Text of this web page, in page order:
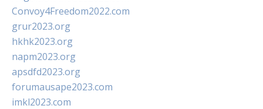
Convoy4Freedom2022.com
grur2023.org
hkhk2023.org
napm2023.org
apsdfd2023.org
forumausape2023.com
imkl2023.com